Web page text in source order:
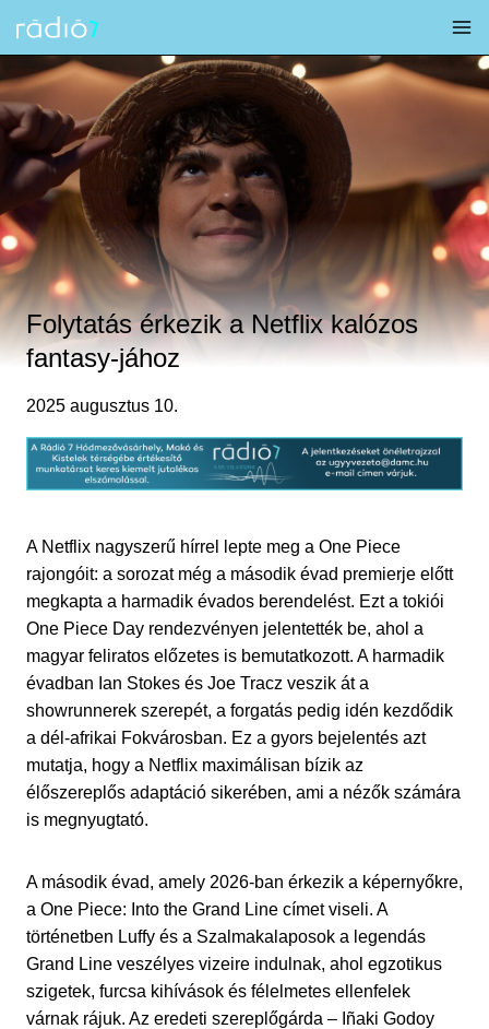
content
Folytatás érkezik a Netflix kalózos
fantasy-jához
2025 augusztus 10.
A Netflix nagyszerű hírrel lepte meg a One Piece
rajongóit: a sorozat még a második évad premierje előtt
megkapta a harmadik évados berendelést. Ezt a tokiói
One Piece Day rendezvényen jelentették be, ahol a
magyar feliratos előzetes is bemutatkozott. A harmadik
évadban Ian Stokes és Joe Tracz veszik át a
showrunnerek szerepét, a forgatás pedig idén kezdődik
a dél-afrikai Fokvárosban. Ez a gyors bejelentés azt
mutatja, hogy a Netflix maximálisan bízik az
élőszereplős adaptáció sikerében, ami a nézők számára
is megnyugtató.
A második évad, amely 2026-ban érkezik a képernyőkre,
a One Piece: Into the Grand Line címet viseli. A
történetben Luffy és a Szalmakalaposok a legendás
Grand Line veszélyes vizeire indulnak, ahol egzotikus
szigetek, furcsa kihívások és félelmetes ellenfelek
várnak rájuk. Az eredeti szereplőgárda – Iñaki Godoy